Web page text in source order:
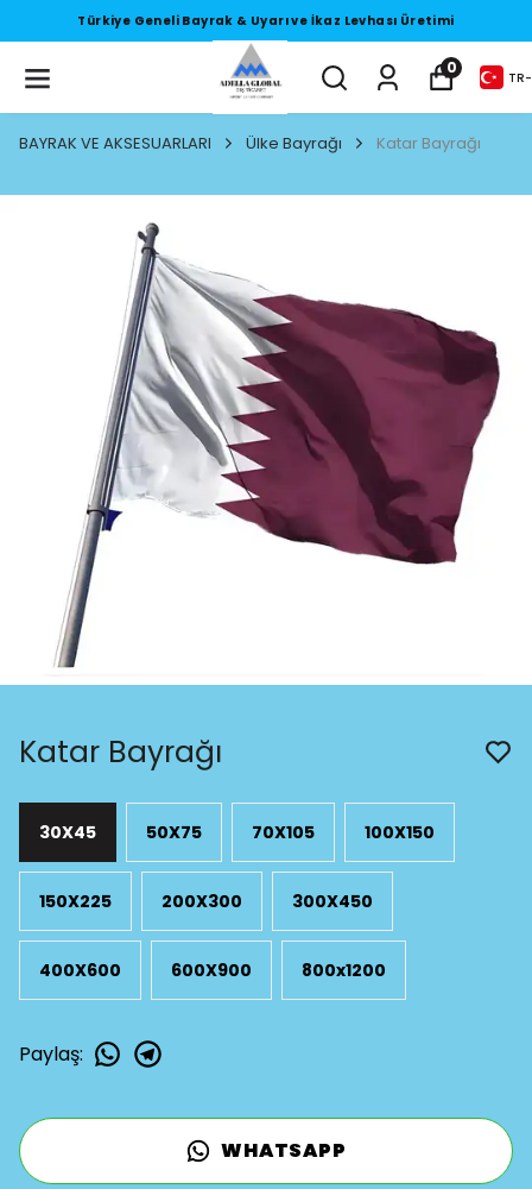
Türkiye Geneli Bayrak & Uyarı ve İkaz Levhası Üretimi
0
TR-
BAYRAK VE AKSESUARLARI Ülke Bayrağı Katar Bayrağı
Katar Bayrağı
30X45 50X75 70X105 100X150
150X225 200X300 300X450
400X600 600X900 800x1200
Paylaş:
WHATSAPP